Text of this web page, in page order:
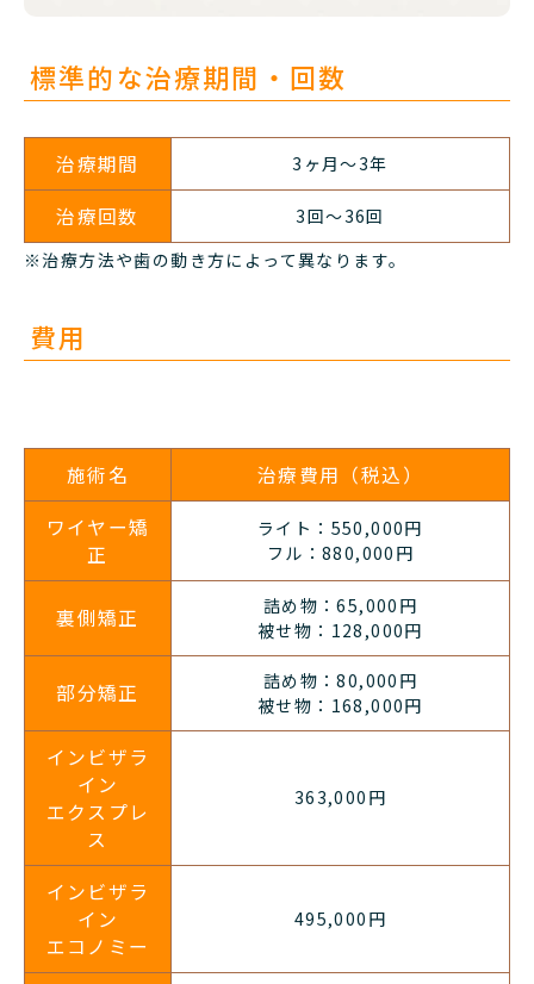
標準的な治療期間・回数
治療期間 3 ヶ月～3年
治療回数 3回～36回
※治療方法や歯の動き方によって異なります。
費用
施術名
治療費用（税込）
ワイヤー矯
正
ライト：550,000円
フル：880,000円
裏側矯正
詰め物：65,000円
被せ物：128,000円
部分矯正
詰め物：80,000円
被せ物：168,000円
インビザラ
イン
エクスプレ
ス
363,000円
インビザラ
イン
エコノミー
495,000円